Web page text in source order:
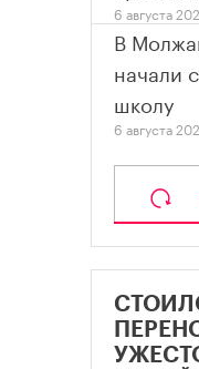
6 августа
В
начали
школу
6 августа